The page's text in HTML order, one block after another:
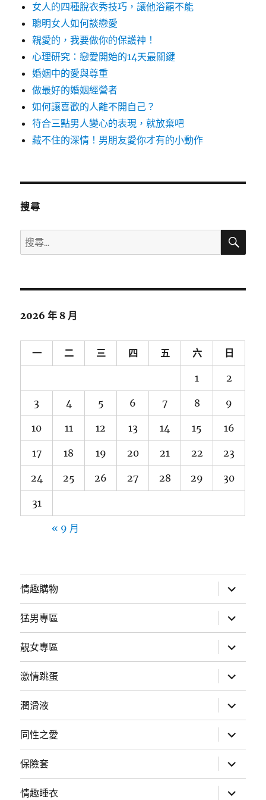
女人的四種脫衣秀技巧，讓他浴罷不能
聰明女人如何談戀愛
親愛的，我要做你的保護神！
心理研究：戀愛開始的14天最關鍵
婚姻中的愛與尊重
做最好的婚姻經營者
如何讓喜歡的人離不開自己？
符合三點男人變心的表現，就放棄吧
藏不住的深情！男朋友愛你才有的小動作
搜尋
搜
尋
鍵
搜
2026 年 8 月
一 二 三 四 五 六 日
1 2
3 4 5 6 7 8 9
10 11 12 13 14 15 16
17 18 19 20 21 22 23
24 25 26 27 28 29 30
31
« 9 月
情趣購物
開
子
選
單
猛男專區
開
子
選
單
靚女專區
開
子
選
單
激情跳蛋
開
子
選
單
潤滑液
開
子
選
單
同性之愛
開
子
選
單
保險套
開
子
選
情趣睡衣